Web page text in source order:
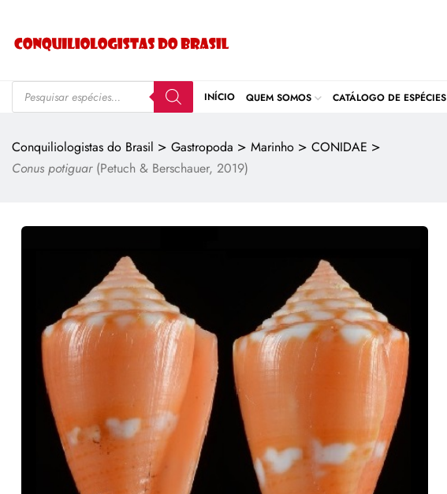
INÍCIO QUEM SOMOS CATÁLOGO DE ESPÉCIES
Conquiliologistas do Brasil > Gastropoda > Marinho > CONIDAE >
Conus potiguar(Petuch & Berschauer, 2019)